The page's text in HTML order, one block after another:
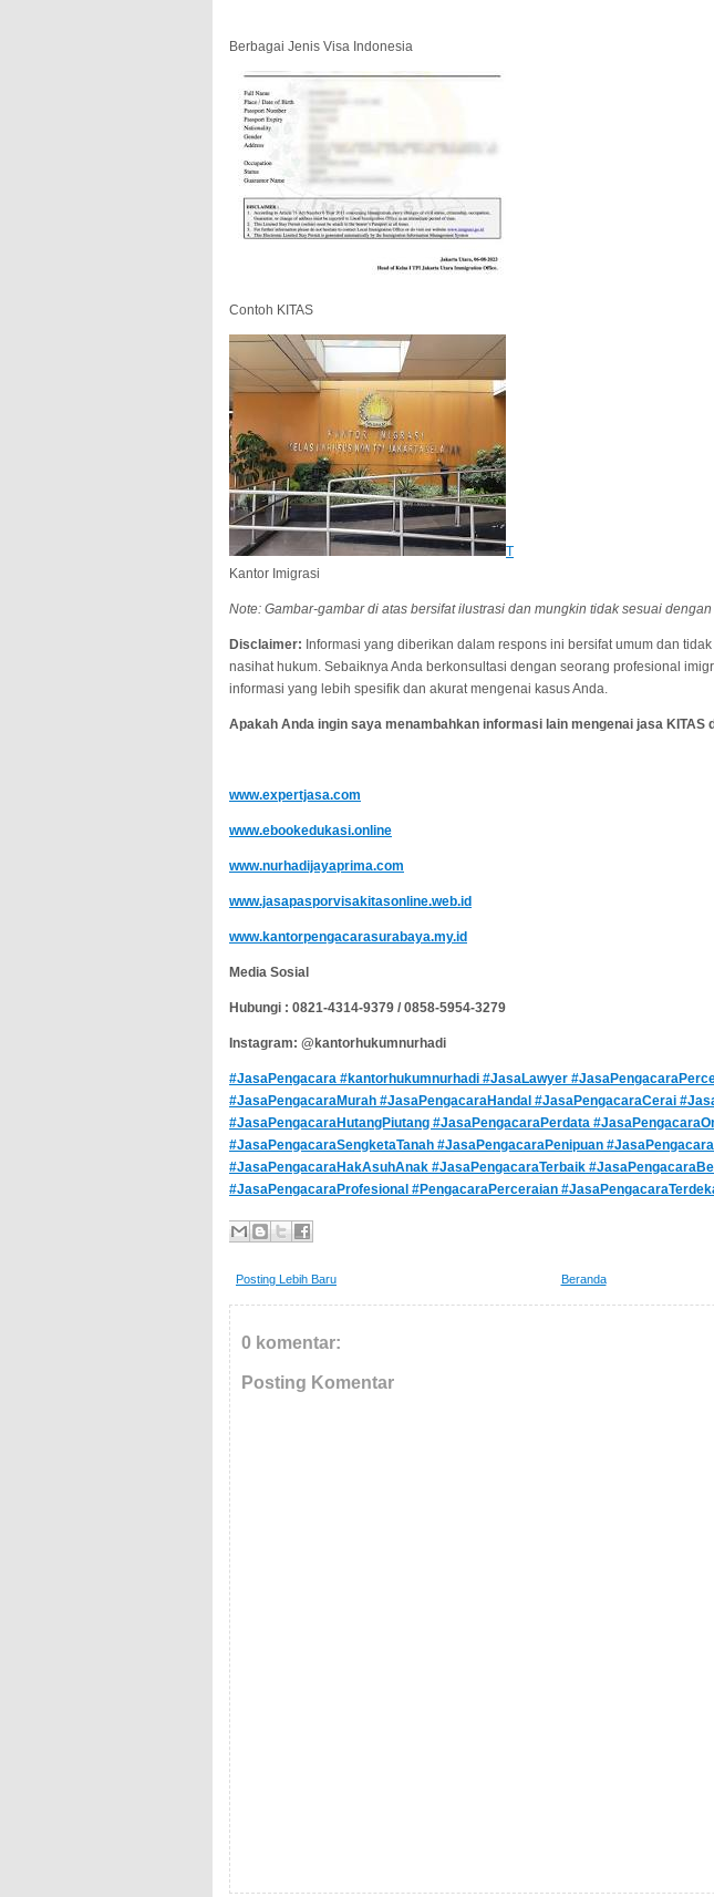
Berbagai Jenis Visa Indonesia
Contoh KITAS
T
Kantor Imigrasi
Note: Gambar-gambar di atas bersifat ilustrasi dan mungkin tidak sesuai
Disclaimer: Informasi yang diberikan dalam respons ini bersifat umum dan
nasihat hukum. Sebaiknya Anda berkonsultasi dengan seorang profesional
informasi yang lebih spesifik dan akurat mengenai kasus Anda.
Apakah Anda ingin saya menambahkan informasi lain mengenai jasa KITAS
www.expertjasa.com
www.ebookedukasi.online
www.nurhadijayaprima.com
www.jasapasporvisakitasonline.web.id
www.kantorpengacarasurabaya.my.id
Media Sosial
Hubungi : 0821-4314-9379 / 0858-5954-3279
Instagram: @kantorhukumnurhadi
#JasaPengacara #kantorhukumnurhadi #JasaLawyer
#JasaPengacaraMurah #JasaPengacaraHandal #JasaPengacaraCerai
#JasaPengacaraHutangPiutang #JasaPengacaraPerdata
#JasaPengacaraSengketaTanah #JasaPengacaraPenipuan
#JasaPengacaraHakAsuhAnak #JasaPengacaraTerbaik
#JasaPengacaraProfesional #PengacaraPerceraian
Posting Lebih Baru Beranda
0 komentar:
Posting Komentar